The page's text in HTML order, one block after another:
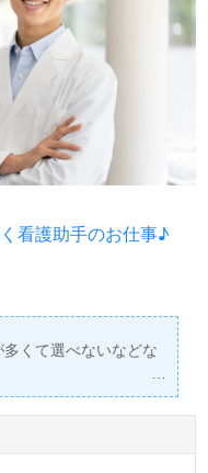
看護助手のお仕事♪
くて選べないなどな
します！